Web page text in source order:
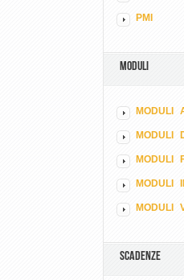
PMI
MODULI
MODULI
MODULI
MODULI
MODULI
MODULI
SCADENZE